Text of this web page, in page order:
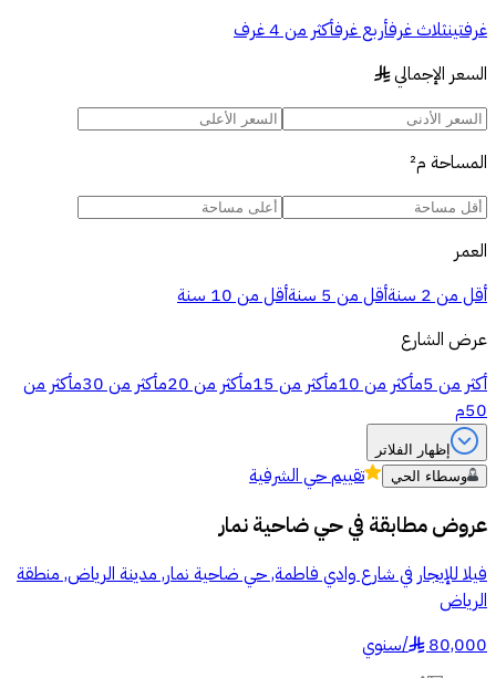
غرفتينثلاث غرفأربع غرفأكثر من 4 غرف
السعر الإجمالي §
المساحة م²
العمر
أقل من 2 سنة
أقل من 5 سنة
أقل من 10 سنة
عرض الشارع
أكثر من 5م
أكثر من 10م أكثر من 15م أكثر من 20م أكثر من 30م
أكثر من
50م
إظهار الفلاتر
وسطاء الحي
تقييمحي الشرفية
عروض مطابقة فيحي ضاحية نمار
فيلا للإيجار في شارع وادي فاطمة, حي ضاحية نمار, مدينة الرياض, منطقة
الرياض
80,000
§
/سنوي